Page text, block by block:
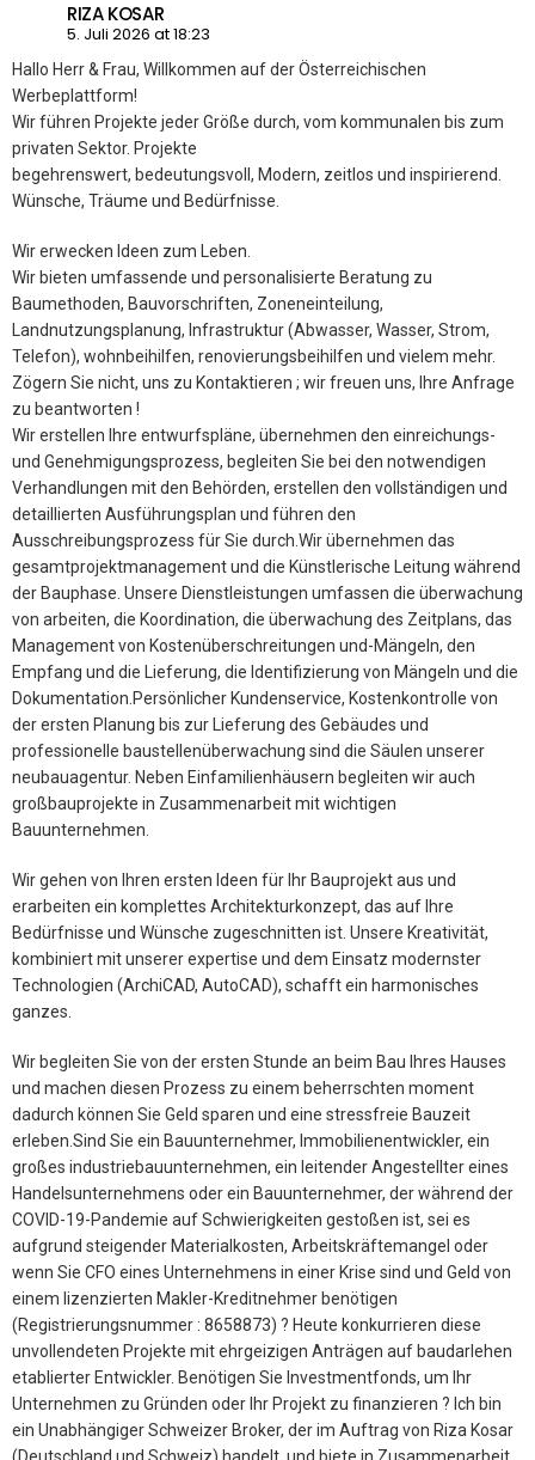
RIZA KOSAR
5. Juli 2026 at 18:23
Hallo Herr & Frau, Willkommen auf der Österreichischen
Werbeplattform!
Wir führen Projekte jeder Größe durch, vom kommunalen bis zum
privaten Sektor. Projekte
begehrenswert, bedeutungsvoll, Modern, zeitlos und inspirierend.
Wünsche, Träume und Bedürfnisse.
Wir erwecken Ideen zum Leben.
Wir bieten umfassende und personalisierte Beratung zu
Baumethoden, Bauvorschriften, Zoneneinteilung,
Landnutzungsplanung, Infrastruktur (Abwasser, Wasser, Strom,
Telefon), wohnbeihilfen, renovierungsbeihilfen und vielem mehr.
Zögern Sie nicht, uns zu Kontaktieren ; wir freuen uns, Ihre Anfrage
zu beantworten !
Wir erstellen Ihre entwurfspläne, übernehmen den einreichungs-
und Genehmigungsprozess, begleiten Sie bei den notwendigen
Verhandlungen mit den Behörden, erstellen den vollständigen und
detaillierten Ausführungsplan und führen den
Ausschreibungsprozess für Sie durch.Wir übernehmen das
gesamtprojektmanagement und die Künstlerische Leitung während
der Bauphase. Unsere Dienstleistungen umfassen die überwachung
von arbeiten, die Koordination, die überwachung des Zeitplans, das
Management von Kostenüberschreitungen und-Mängeln, den
Empfang und die Lieferung, die Identifizierung von Mängeln und die
Dokumentation.Persönlicher Kundenservice, Kostenkontrolle von
der ersten Planung bis zur Lieferung des Gebäudes und
professionelle baustellenüberwachung sind die Säulen unserer
neubauagentur. Neben Einfamilienhäusern begleiten wir auch
großbauprojekte in Zusammenarbeit mit wichtigen
Bauunternehmen.
Wir gehen von Ihren ersten Ideen für Ihr Bauprojekt aus und
erarbeiten ein komplettes Architekturkonzept, das auf Ihre
Bedürfnisse und Wünsche zugeschnitten ist. Unsere Kreativität,
kombiniert mit unserer expertise und dem Einsatz modernster
Technologien (ArchiCAD, AutoCAD), schafft ein harmonisches
ganzes.
Wir begleiten Sie von der ersten Stunde an beim Bau Ihres Hauses
und machen diesen Prozess zu einem beherrschten moment
dadurch können Sie Geld sparen und eine stressfreie Bauzeit
erleben.Sind Sie ein Bauunternehmer, Immobilienentwickler, ein
großes industriebauunternehmen, ein leitender Angestellter eines
Handelsunternehmens oder ein Bauunternehmer, der während der
COVID-19-Pandemie auf Schwierigkeiten gestoßen ist, sei es
aufgrund steigender Materialkosten, Arbeitskräftemangel oder
wenn Sie CFO eines Unternehmens in einer Krise sind und Geld von
einem lizenzierten Makler-Kreditnehmer benötigen
(Registrierungsnummer : 8658873) ? Heute konkurrieren diese
unvollendeten Projekte mit ehrgeizigen Anträgen auf baudarlehen
etablierter Entwickler. Benötigen Sie Investmentfonds, um Ihr
Unternehmen zu Gründen oder Ihr Projekt zu finanzieren ? Ich bin
ein Unabhängiger Schweizer Broker, der im Auftrag von Riza Kosar
(Deutschland und Schweiz) handelt, und biete in Zusammenarbeit